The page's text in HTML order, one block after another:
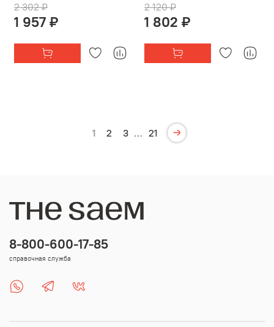
2 302 ₽
1 957 ₽
2 120 ₽
1 802 ₽
1 2 3 … 21
8-800-600-17-85
справочная служба